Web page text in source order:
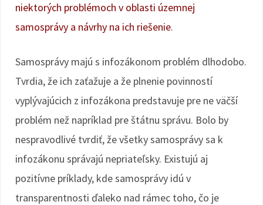
niektorých problémoch v oblasti územnej
samosprávy a návrhy na ich riešenie.
Samosprávy majú s infozákonom problém dlhodobo.
Tvrdia, že ich zaťažuje a že plnenie povinností
vyplývajúcich z infozákona predstavuje pre ne väčší
problém než napríklad pre štátnu správu. Bolo by
nespravodlivé tvrdiť, že všetky samosprávy sa k
infozákonu správajú nepriateľsky. Existujú aj
pozitívne príklady, kde samosprávy idú v
transparentnosti ďaleko nad rámec toho, čo je